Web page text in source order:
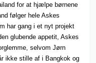
for at hjælpe børnene
følger hele Askes
har gang i et nyt projekt
glubende appetit, Askes
selvom Jørn
ikke stille af i Bangkok og